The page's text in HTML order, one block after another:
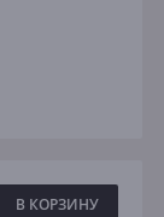
В КОРЗИНУ